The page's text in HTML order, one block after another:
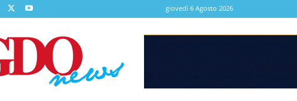
giovedì 6 Agosto 2026